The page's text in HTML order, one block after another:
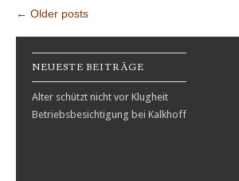
Post navigation
← Older posts
NEUESTE BEITRÄGE
Alter schützt nicht vor Klugheit
Betriebsbesichtigung bei Kalkhoff